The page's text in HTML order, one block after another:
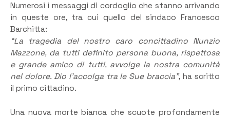
Numerosi i messaggi di cordoglio che stanno arrivando
in queste ore, tra cui quello del sindaco Francesco
Barchitta:
“La tragedia del nostro caro concittadino Nunzio
Mazzone, da tutti definito persona buona, rispettosa
e grande amico di tutti, avvolge la nostra comunità
nel dolore. Dio l’accolga tra le Sue braccia”, ha scritto
il primo cittadino.
Una nuova morte bianca che scuote profondamente